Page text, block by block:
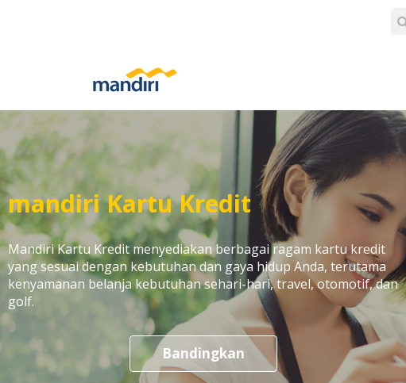
mandiri Kartu Kredit
Mandiri Kartu Kredit menyediakan berbagai ragam kartu kredit
yang sesuai dengan kebutuhan dan gaya hidup Anda, terutama
kenyamanan belanja kebutuhan sehari-hari, travel, otomotif, dan
golf.
Bandingkan